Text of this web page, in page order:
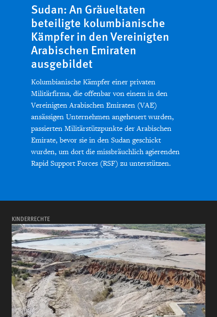
Sudan: An Gräueltaten
beteiligte kolumbianische
Kämpfer in den Vereinigten
Arabischen Emiraten
ausgebildet
Kolumbianische Kämpfer einer privaten
Militärfirma, die offenbar von einem in den
Vereinigten Arabischen Emiraten (VAE)
ansässigen Unternehmen angeheuert wurden,
passierten Militärstützpunkte der Arabischen
Emirate, bevor sie in den Sudan geschickt
wurden, um dort die missbräuchlich agierenden
Rapid Support Forces (RSF) zu unterstützen.
KINDERRECHTE